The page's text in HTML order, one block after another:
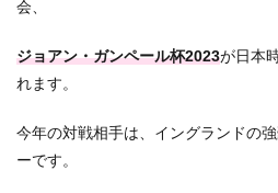
会、
ジョアン・ガンペール杯2023が日本
れます。
今年の対戦相手は、イングランドの
ーです。